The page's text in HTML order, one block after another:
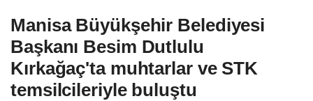
Manisa Büyükşehir Belediyesi
Başkanı Besim Dutlulu
Kırkağaç'ta muhtarlar ve STK
temsilcileriyle buluştu